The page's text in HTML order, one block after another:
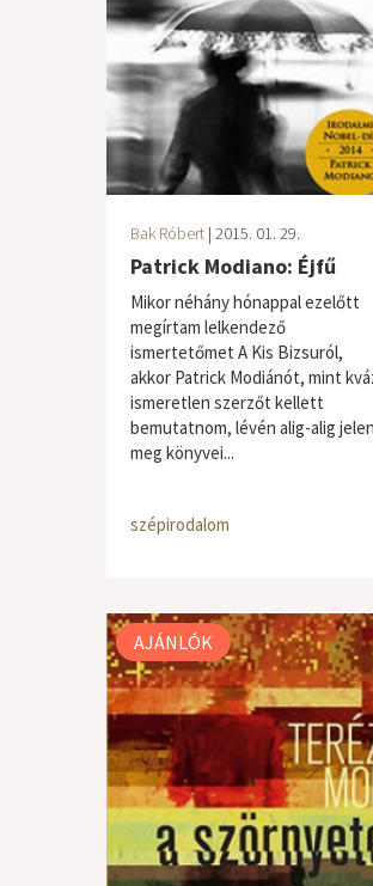
Bak Róbert | 2015. 01. 29.
Patrick Modiano: Éjfű
Mikor néhány hónappal ezelőtt
megírtam lelkendező
ismertetőmet A Kis Bizsuról,
akkor Patrick Modiánót, mint
ismeretlen szerzőt kellett
bemutatnom, lévén alig-alig
meg könyvei...
szépirodalom
AJÁNLÓK